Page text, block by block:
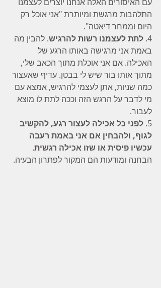
התלהבות מרגשת ומיותרת "אני אוכל רק
היום וממחר דיאטה".
4. לתת לעצמנו רשות להרגיש. להבין מה
באמת אני מרגישה באותו הרגע של
האכילה. אם אני אוכלת מתוך הכאב שלי,
מתוך אותו בור שיש לי בבטן. עדיף שאעצור
כמה שניות, אתן לעצמי להרגיש, אמצא עם
מי לדבר על הרגש הזה וככה לתת לו מוצא
לעבור.
5. לפני כל אכילה לעצור רגע, להקשיב
לגוף, ולהבחין אם אני באמת רעבה
עכשיו פיסית או שזו אכילה רגשית.
הבחנה ומודעות הם המקור לפתרון הבעיה.